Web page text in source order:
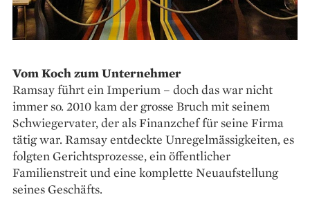
Vom Koch zum Unternehmer
Ramsay führt ein Imperium – doch das war nicht
immer so. 2010 kam der grosse Bruch mit seinem
Schwiegervater, der als Finanzchef für seine Firma
tätig war. Ramsay entdeckte Unregelmässigkeiten, es
folgten Gerichtsprozesse, ein öffentlicher
Familienstreit und eine komplette Neuaufstellung
seines Geschäfts.